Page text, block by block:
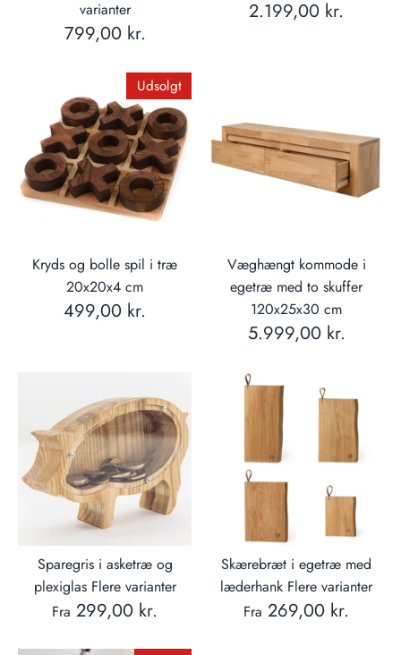
varianter
799,00 kr.
2.199,00 kr.
Kryds og bolle spil i træ
20x20x4 cm
499,00 kr.
Udsolgt
Væghængt kommode i
egetræ med to skuffer
120x25x30 cm
5.999,00 kr.
Sparegris i asketræ og
plexiglas Flere varianter
Fra 299,00 kr.
Skærebræt i egetræ med
læderhank Flere varianter
Fra 269,00 kr.